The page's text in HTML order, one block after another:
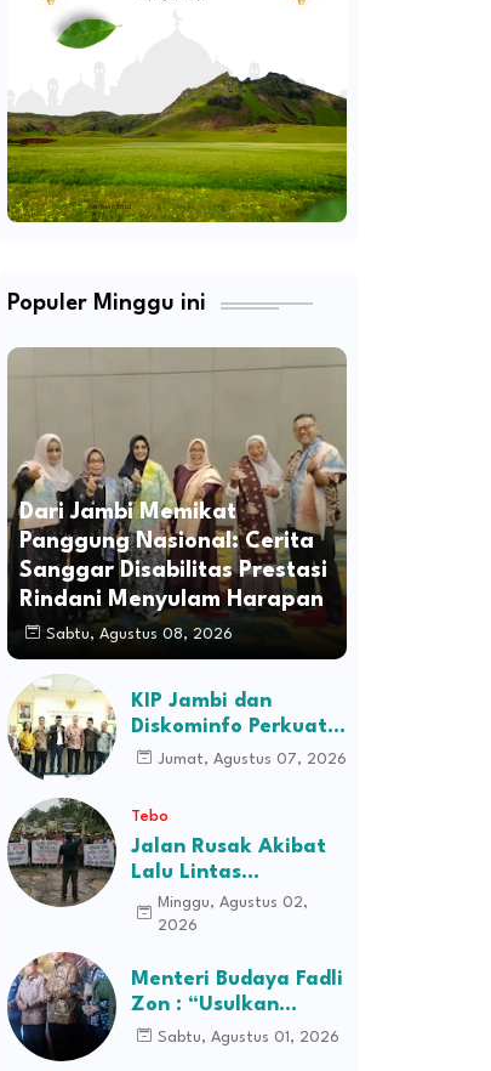
Populer Minggu ini
Dari Jambi Memikat
Panggung Nasional: Cerita
Sanggar Disabilitas Prestasi
Rindani Menyulam Harapan
Sabtu, Agustus 08, 2026
KIP Jambi dan
Diskominfo Perkuat
Sinergi dengan
Komisioner
Jumat, Agustus 07, 2026
Tebo
Jalan Rusak Akibat
Lalu Lintas
Kendaraan
Perusahaan,
Desa Kec Tebo Ilir
Bakal Blokade Jalan
Minggu, Agustus 02,
2026
Menteri Budaya Fadli
Zon : “Usulkan
Perusahaan Itu
Sabtu, Agustus 01, 2026